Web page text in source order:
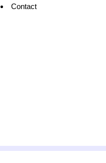
Contact